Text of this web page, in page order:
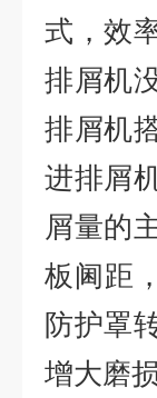
式，效
排屑机
排屑机
进排屑
屑量的
板阃距
防护罩
增大磨